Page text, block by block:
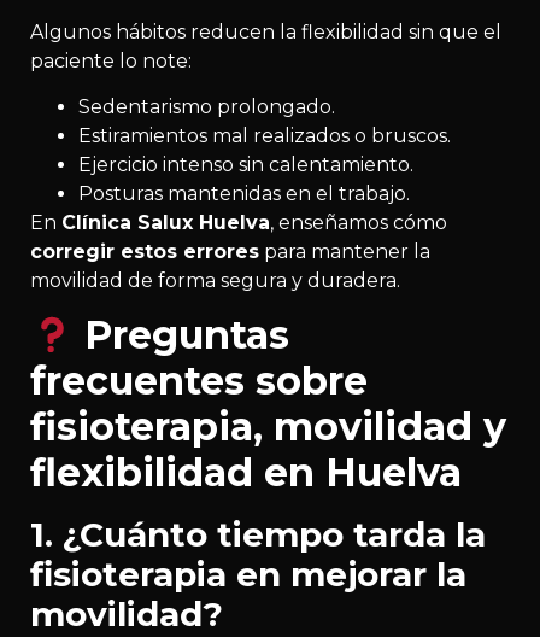
Algunos hábitos reducen la flexibilidad sin que el
paciente lo note:
Sedentarismo prolongado.
Estiramientos mal realizados o bruscos.
Ejercicio intenso sin calentamiento.
Posturas mantenidas en el trabajo.
En Clínica Salux Huelva, enseñamos cómo
corregir estos errores para mantener la
movilidad de forma segura y duradera.
Preguntas
frecuentes sobre
fisioterapia, movilidad y
flexibilidad en Huelva
1. ¿Cuánto tiempo tarda la
fisioterapia en mejorar la
movilidad?